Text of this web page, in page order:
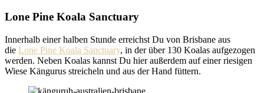
Lone Pine Koala Sanctuary
Innerhalb einer halben Stunde erreichst Du von Brisbane aus
die Lone Pine Koala Sanctuary, in der über 130 Koalas aufgezogen
werden. Neben Koalas kannst Du hier außerdem auf einer riesigen
Wiese Kängurus streicheln und aus der Hand füttern.